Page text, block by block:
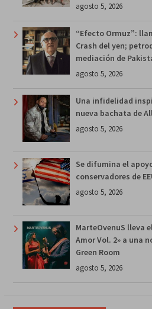
agosto 5, 2026
“Efecto Ormuz”:
Crash del yen;
mediación de
agosto 5, 2026
Una infidelidad
nueva bachata de
agosto 5, 2026
Se difumina el
conservadores de
agosto 5, 2026
MarteOvenuS lleva
Amor Vol. 2» a una
Green Room
agosto 5, 2026